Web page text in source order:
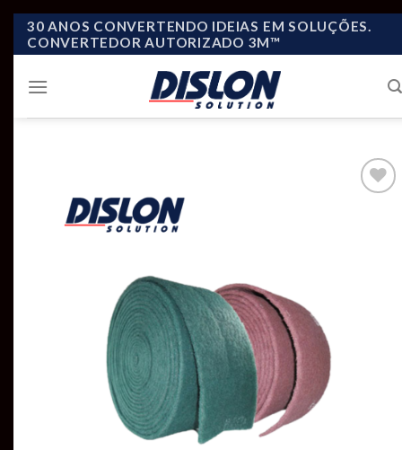
Skip
30 ANOS CONVERTENDO IDEIAS EM SOLUÇÕES.
CONVERTEDOR AUTORIZADO 3M™